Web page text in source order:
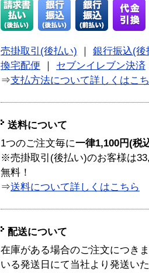
売掛取引(後払い)
銀行振込(後
換宅配便
セブンイレブン決済
⇒支払方法について詳しくはこ
送料について
1つのご注文毎に一律1,100円(税
※売掛取引(後払い)のお客様は
無料！
⇒送料について詳しくはこちら
配送について
在庫がある場合のご注文につき
いる発送日にて当社より発送い